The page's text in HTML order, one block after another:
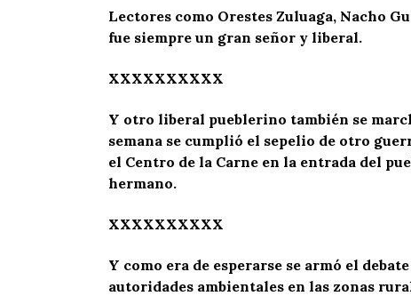
Lectores como Orestes Zuluaga, Nacho
fue siempre un gran señor y liberal.
XXXXXXXXXX
Y otro liberal pueblerino también se
semana se cumplió el sepelio de otro
el Centro de la Carne en la entrada del
hermano.
XXXXXXXXXX
Y como era de esperarse se armó el
autoridades ambientales en las zonas